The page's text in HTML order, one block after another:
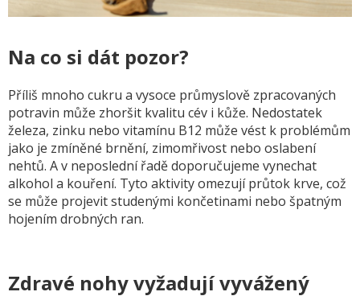
Na co si dát pozor?
Příliš mnoho cukru a vysoce průmyslově zpracovaných
potravin může zhoršit kvalitu cév i kůže. Nedostatek
železa, zinku nebo vitamínu B12 může vést k problémům
jako je zmíněné brnění, zimomřivost nebo oslabení
nehtů. A v neposlední řadě doporučujeme vynechat
alkohol a kouření. Tyto aktivity omezují průtok krve, což
se může projevit studenými končetinami nebo špatným
hojením drobných ran.
Zdravé nohy vyžadují vyvážený